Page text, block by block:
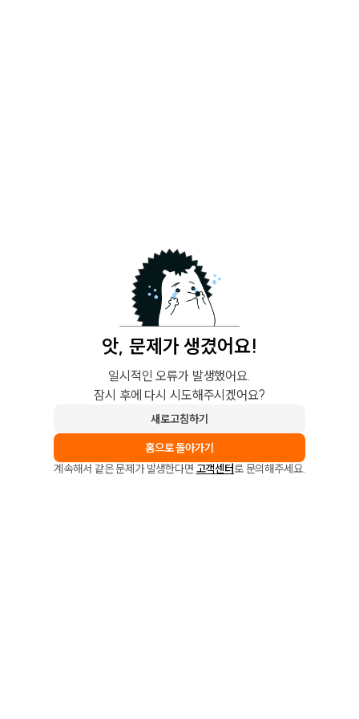
앗, 문제가 생겼어요!
일시적인 오류가 발생했어요.
잠시 후에 다시 시도해주시겠어요?
새로고침하기
홈으로 돌아가기
계속해서 같은 문제가 발생한다면 고객센터로 문의해주세요.